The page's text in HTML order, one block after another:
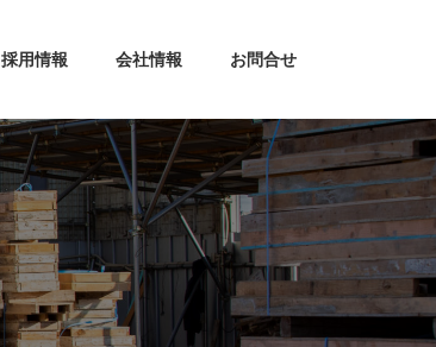
採用情報 会社情報 お問合せ